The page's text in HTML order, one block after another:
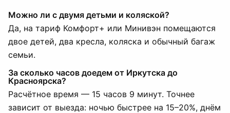
Можно ли с двумя детьми и коляской?
Да, на тариф Комфорт+ или Минивэн помещаются
двое детей, два кресла, коляска и обычный багаж
семьи.
За сколько часов доедем от Иркутска до
Красноярска?
Расчётное время — 15 часов 9 минут. Точнее
зависит от выезда: ночью быстрее на 15–20%, днём